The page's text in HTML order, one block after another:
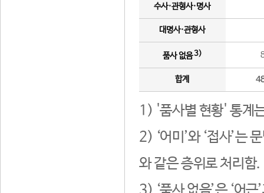
수사·관형사·명사
대명사·관형사
품사 없음3)
합계
1) '품사별 현황' 통계
2) ‘어미’와 ‘접사’는
와 같은 층위로 처리함.